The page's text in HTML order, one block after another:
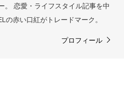
。 恋愛・ライフスタイル記事を中
の赤い口紅がトレードマーク。
プロフィール